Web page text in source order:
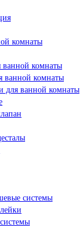
комнаты
ванной комнаты
ванной комнаты
для ванной комнаты
системы